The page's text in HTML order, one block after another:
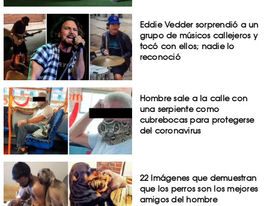
Eddie Vedder sorprendió a un
grupo de músicos callejeros y
tocó con ellos; nadie lo
reconoció
Hombre sale a la calle con
una serpiente como
cubrebocas para protegerse
del coronavirus
22 Imágenes que demuestran
que los perros son los mejores
amigos del hombre